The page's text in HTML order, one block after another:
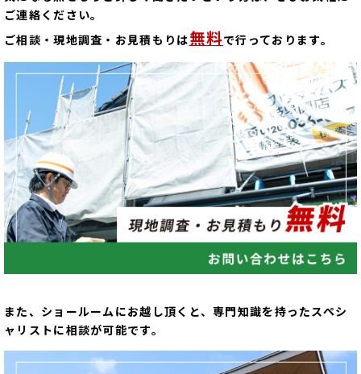
ご連絡ください。
ご相談・現地調査・お見積もりは無料で行っております。
また、ショールームにお越し頂くと、専門知識を持ったスペシ
ャリストに相談が可能です。